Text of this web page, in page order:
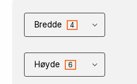
Bredde 4
Høyde 6